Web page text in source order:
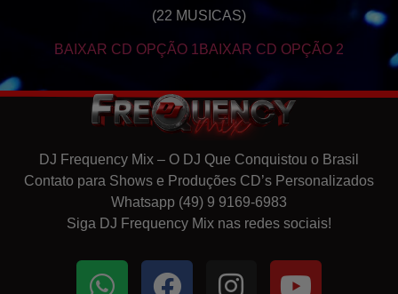
(22 MUSICAS)
BAIXAR CD OPÇÃO 1 BAIXAR CD OPÇÃO 2
DJ Frequency Mix – O DJ Que Conquistou o Brasil
Contato para Shows e Produções CD’s Personalizados
Whatsapp (49) 9 9169-6983
Siga DJ Frequency Mix nas redes sociais!